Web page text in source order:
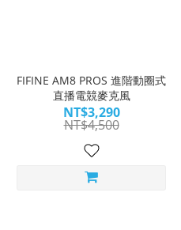
FIFINE AM8 PROS 進階動圈式
直播電競麥克風
NT$3,290
NT$4,500